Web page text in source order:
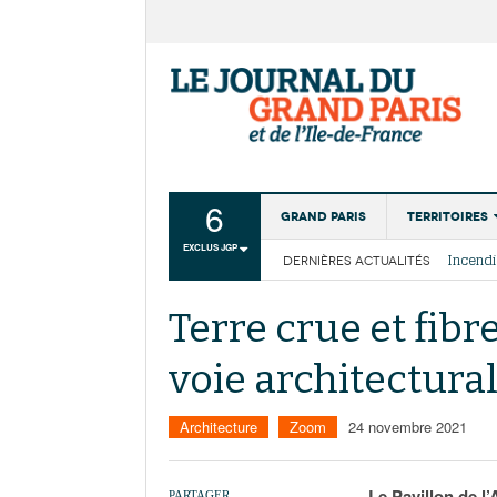
6
EXCLUS JGP
Grand Paris Territoires
Institutions
Services
DERNIÈRES ACTUALITÉS
La
Les
Terre crue et
voie
Architecture Zoom 24 novembre 2021